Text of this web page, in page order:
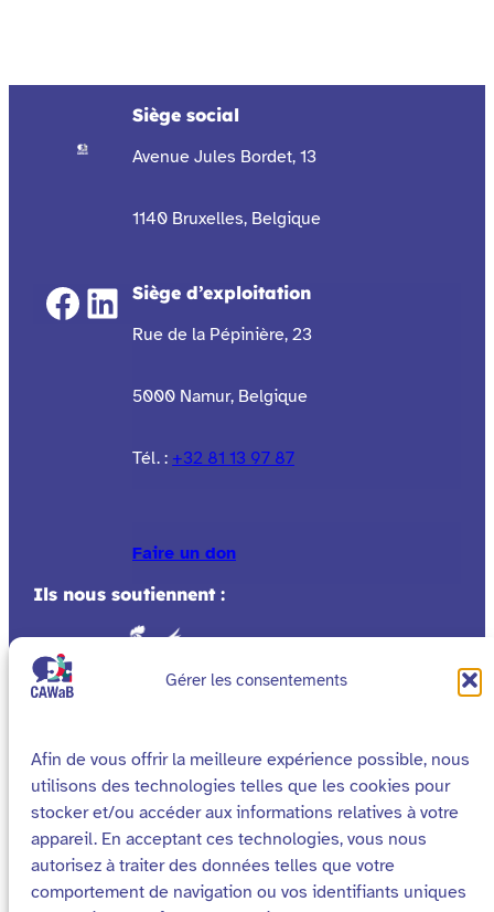
Gérer les consentements
Afin de vous offrir la meilleure expérience possible, nous
utilisons des technologies telles que les cookies pour
stocker et/ou accéder aux informations relatives à votre
appareil. En acceptant ces technologies, vous nous
autorisez à traiter des données telles que votre
comportement de navigation ou vos identifiants uniques
Facebook LinkedIn
Siège social
Avenue Jules Bordet, 13
1140 Bruxelles, Belgique
Siège d’exploitation
Rue de la Pépinière, 23
5000 Namur, Belgique
Tél. : +32 81 13 97 87
Faire un don
Ils nous soutiennent :